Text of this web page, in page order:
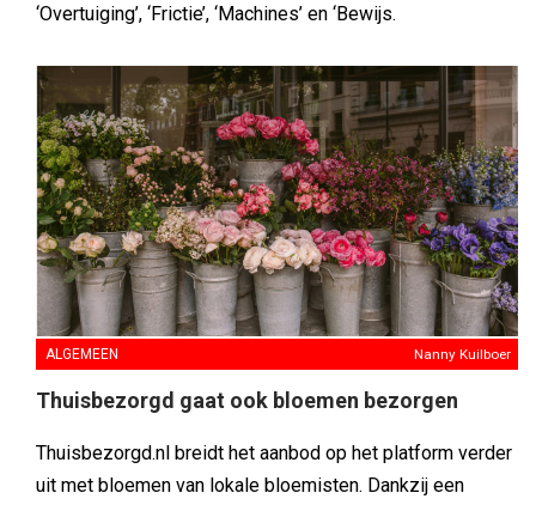
‘Overtuiging’, ‘Frictie’, ‘Machines’ en ‘Bewijs.
ALGEMEEN Nanny Kuilboer
Thuisbezorgd gaat ook bloemen bezorgen
Thuisbezorgd.nl breidt het aanbod op het platform verder
uit met bloemen van lokale bloemisten. Dankzij een